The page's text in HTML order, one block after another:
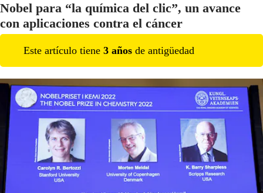
Nobel para “la química del clic”, un avance
con aplicaciones contra el cáncer
Este artículo tiene 3 años de antigüedad